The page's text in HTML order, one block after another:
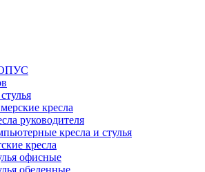
кресла
руководителя
кресла и стулья
кресла
офисные
обеденные